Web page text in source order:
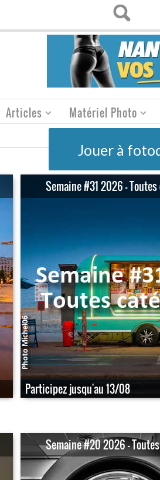
Articles Matériel Photo
Jouer à
Semaine #31 2026 -
Participez jusqu'au 13/08
Semaine #20 2026 -